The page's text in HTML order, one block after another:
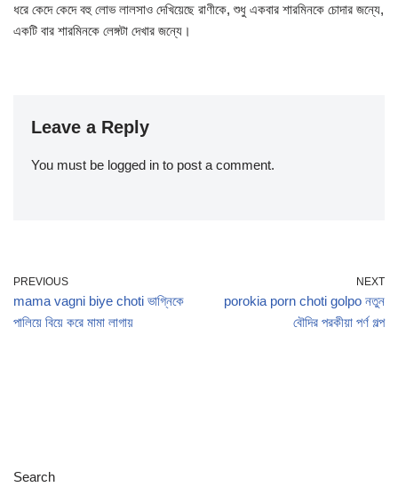
ধরে কেদে কেদে বহু লোভ লালসাও দেখিয়েছে রাণীকে, শুধু একবার শারমিনকে চোদার জন্যে,
একটি বার শারমিনকে লেঙ্গটা দেখার জন্যে।
Leave a Reply
You must be logged in to post a comment.
PREVIOUS
mama vagni biye choti ভাগ্নিকে
পালিয়ে বিয়ে করে মামা লাগায়
NEXT
porokia porn choti golpo নতুন
বৌদির পরকীয়া পর্ণ গল্প
Search